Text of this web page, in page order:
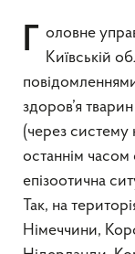
Головне управління Держпродспоживслужби в
Київській
здоров’я
(через систему
останнім часом
епізоотична
Так, на
Німеччини,